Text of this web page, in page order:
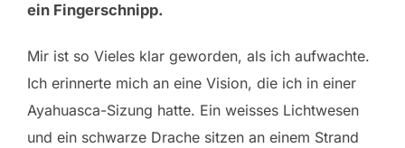
ein Fingerschnipp.
Mir ist so Vieles klar geworden, als ich aufwachte.
Ich erinnerte mich an eine Vision, die ich in einer
Ayahuasca-Sizung hatte. Ein weisses Lichtwesen
und ein schwarze Drache sitzen an einem Strand